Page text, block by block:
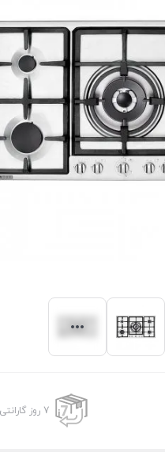
7 روز گارانتی بازگشت وجه